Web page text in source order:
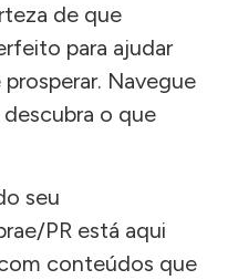
de que
para ajudar
Navegue
o que
seu
PR está aqui
conteúdos que